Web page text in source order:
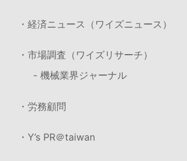
・経済ニュース（ワイズニュース）
・市場調査（ワイズリサーチ）
- 機械業界ジャーナル
・労務顧問
・Y’s PR＠taiwan